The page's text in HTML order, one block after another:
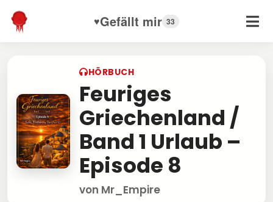
♥Gefällt mir 33
HÖRBUCH
Feuriges
Griechenland /
Band 1 Urlaub –
Episode 8
von Mr_Empire